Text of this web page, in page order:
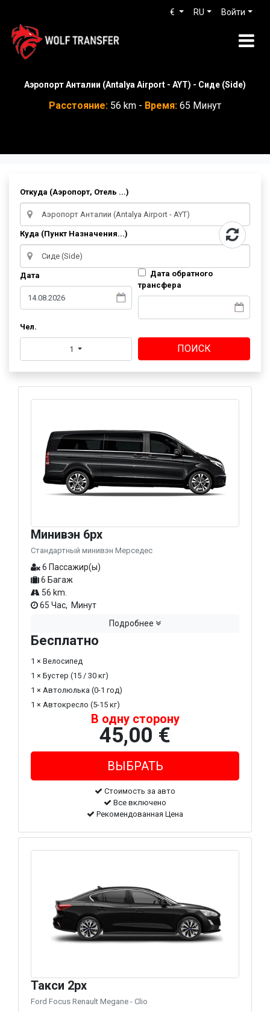
Войти
RU
€
Аэропорт Анталии (Antalya Airport - AYT) - Сиде (Side)
Расстояние: 56 km - Время: 65 Минут
Откуда (Аэропорт, Отель ...)
Куда (Пункт Назначения...)
Дата
Дата обратного
трансфера
Чел.
1 ПОИСК
Минивэн 6px
Стандартный минивэн Мерседес
6 Пассажир(ы)
6 Багаж
56 km.
65 Час, Минут
Подробнее
Бесплатно
1 × Велосипед
1 × Бустер (15 / 30 кг)
1 × Автолюлька (0-1 год)
1 × Автокресло (5-15 кг)
В одну сторону
45,00 €
Стоимость за авто
Все включено
Рекомендованная Цена
Такси 2px
Ford Focus Renault Megane - Clio